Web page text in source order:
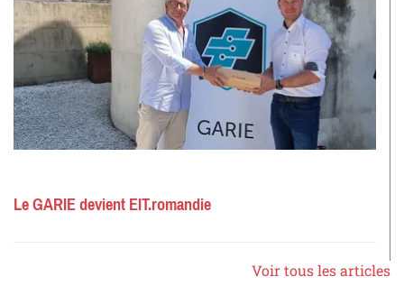
Le GARIE devient EIT.romandie
Voir tous les articles